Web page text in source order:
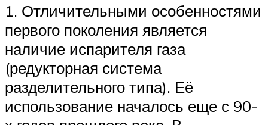
1. Отличительными особенностями
первого поколения является
наличие испарителя газа
(редукторная система
разделительного типа). Её
использование началось еще с 90-